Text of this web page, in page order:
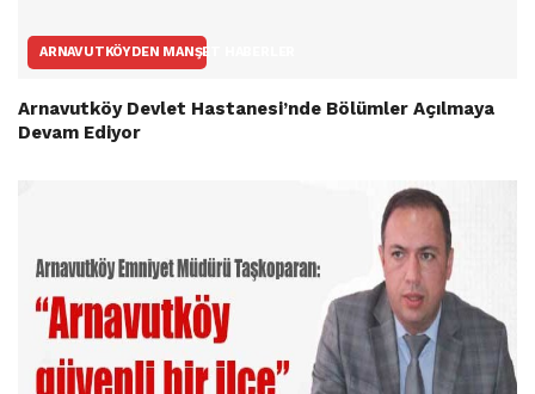
ARNAVUTKÖYDEN MANŞET HABERLER
Arnavutköy Devlet Hastanesi’nde Bölümler Açılmaya
Devam Ediyor